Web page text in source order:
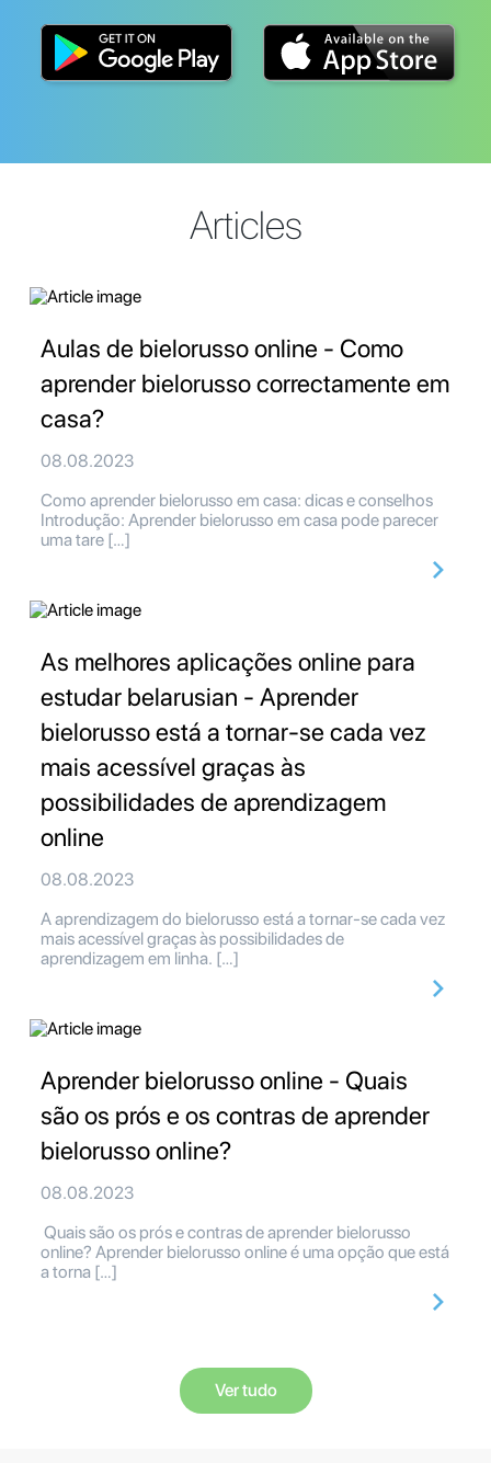
Articles
Aulas de bielorusso online - Como
aprender bielorusso correctamente em
casa?
08.08.2023
Como aprender bielorusso em casa: dicas e conselhos
Introdução: Aprender bielorusso em casa pode parecer
uma tare […]
As melhores aplicações online para
estudar belarusian - Aprender
bielorusso está a tornar-se cada vez
mais acessível graças às
possibilidades de aprendizagem
online
08.08.2023
A aprendizagem do bielorusso está a tornar-se cada vez
mais acessível graças às possibilidades de
aprendizagem em linha. […]
Aprender bielorusso online - Quais
são os prós e os contras de aprender
bielorusso online?
08.08.2023
Quais são os prós e contras de aprender bielorusso
online? Aprender bielorusso online é uma opção que está
a torna […]
Ver tudo